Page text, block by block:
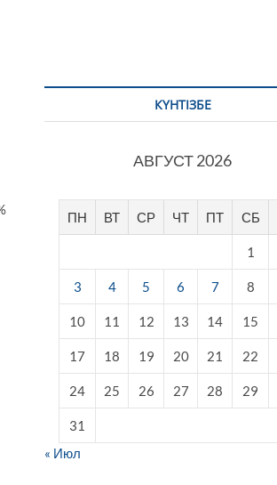
КҮНТІЗБЕ
АВГУСТ 2026
ПН ВТ СР ЧТ ПТ СБ
1
3 4 5 6 7 8
10 11 12 13 14 15
17 18 19 20 21 22
24 25 26 27 28 29
31
« Июл